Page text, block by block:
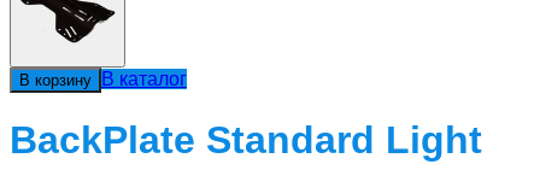
В корзину В каталог
BackPlate Standard Light